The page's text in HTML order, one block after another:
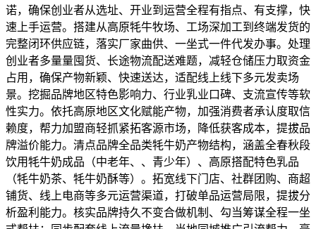
诺，确保创业者从选址、开业到运营全程有指点、有支撑，快
速上手运营。搭建从高原牦牛牧场、工场深加工到终端发货的
完整闭环供应链，落实厂家曲供、一坐式一件代发办事。处理
创业者多量量囤货、长途物流配送难题，减轻仓储压力取资金
占用，确保产物新颖、快速送达，适配线上线下多元发卖场
景。挖掘品牌地区特色影响力、行业乳业口碑、支流宣传等软
性实力。依托高原地区文化赋能产物，加强消费者承认度取信
赖度，帮力加盟商轻抓紧拓客源市场，降低获客成本，提拔品
牌溢价能力。清点品牌全品类牦牛奶产物结构，涵盖全春秋段
饮用牦牛奶成品（中老年、、青少年）、高原搭配特色乳品
（牦牛奶茶、牦牛奶酥等）。拓宽线下门店、社群团购、商超
铺货、线上电商等多元运营渠道，打破单品运营局限，提拔分
析盈利能力。核实品牌持久不变合做机制、勾当筹谋全程一坐